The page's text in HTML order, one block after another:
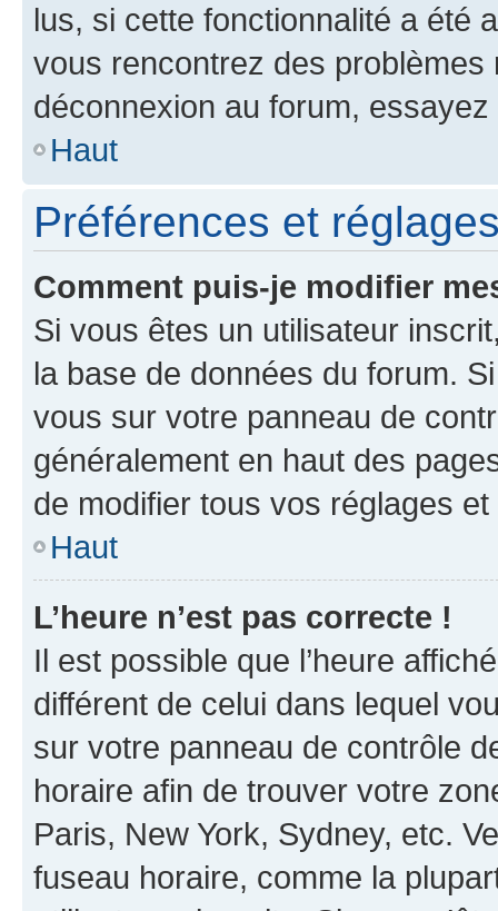
lus, si cette fonctionnalité a été
vous rencontrez des
déconnexion au forum,
Haut
Préférences et
Comment puis-je modifier
Si vous êtes un utilisateur
la base de données du forum.
vous sur votre panneau de
généralement en haut des
de modifier tous vos réglages
Haut
L’heure n’est pas correcte !
Il est possible que l’heure
différent de celui dans lequel
sur votre panneau de contrôle
horaire afin de trouver votre
Paris, New York, Sydney, etc.
fuseau horaire, comme la